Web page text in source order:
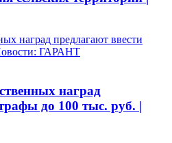
наград предлагают ввести
ГАРАНТ
наград
до 100 тыс. руб. |